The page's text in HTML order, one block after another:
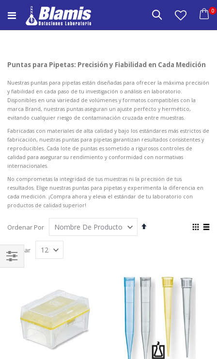
Saltar
a
Contenido
Carrito
0
Buscar
Puntas para Pipetas: Precisión y Fiabilidad en Cada Medición
Nuestras puntas para pipetas están diseñadas para ofrecer la máxima precisión
y fiabilidad en cada paso de tu investigación o análisis en laboratorio.
Disponibles en una variedad de volúmenes y formatos compatibles con la
marca Brand, nuestras puntas aseguran un ajuste perfecto y hermético,
evitando cualquier riesgo de contaminación cruzada entre muestras.
Fabricadas con materiales de alta calidad y bajo los estándares más estrictos de
fabricación, nuestras puntas para pipetas garantizan resultados consistentes y
reproducibles. Cada lote de puntas es sometido a rigurosos controles de
calidad para asegurar su rendimiento y conformidad con normativas
internacionales.
No comprometas la integridad de tus muestras ni la precisión de tus
resultados. Elige nuestras puntas para pipetas y experimenta la diferencia en
cada medición. ¡Compra ahora y eleva el estándar de tu laboratorio con
productos de calidad superior!
Ordenar Por
Fijar
Ver
Mostrar
Comprar